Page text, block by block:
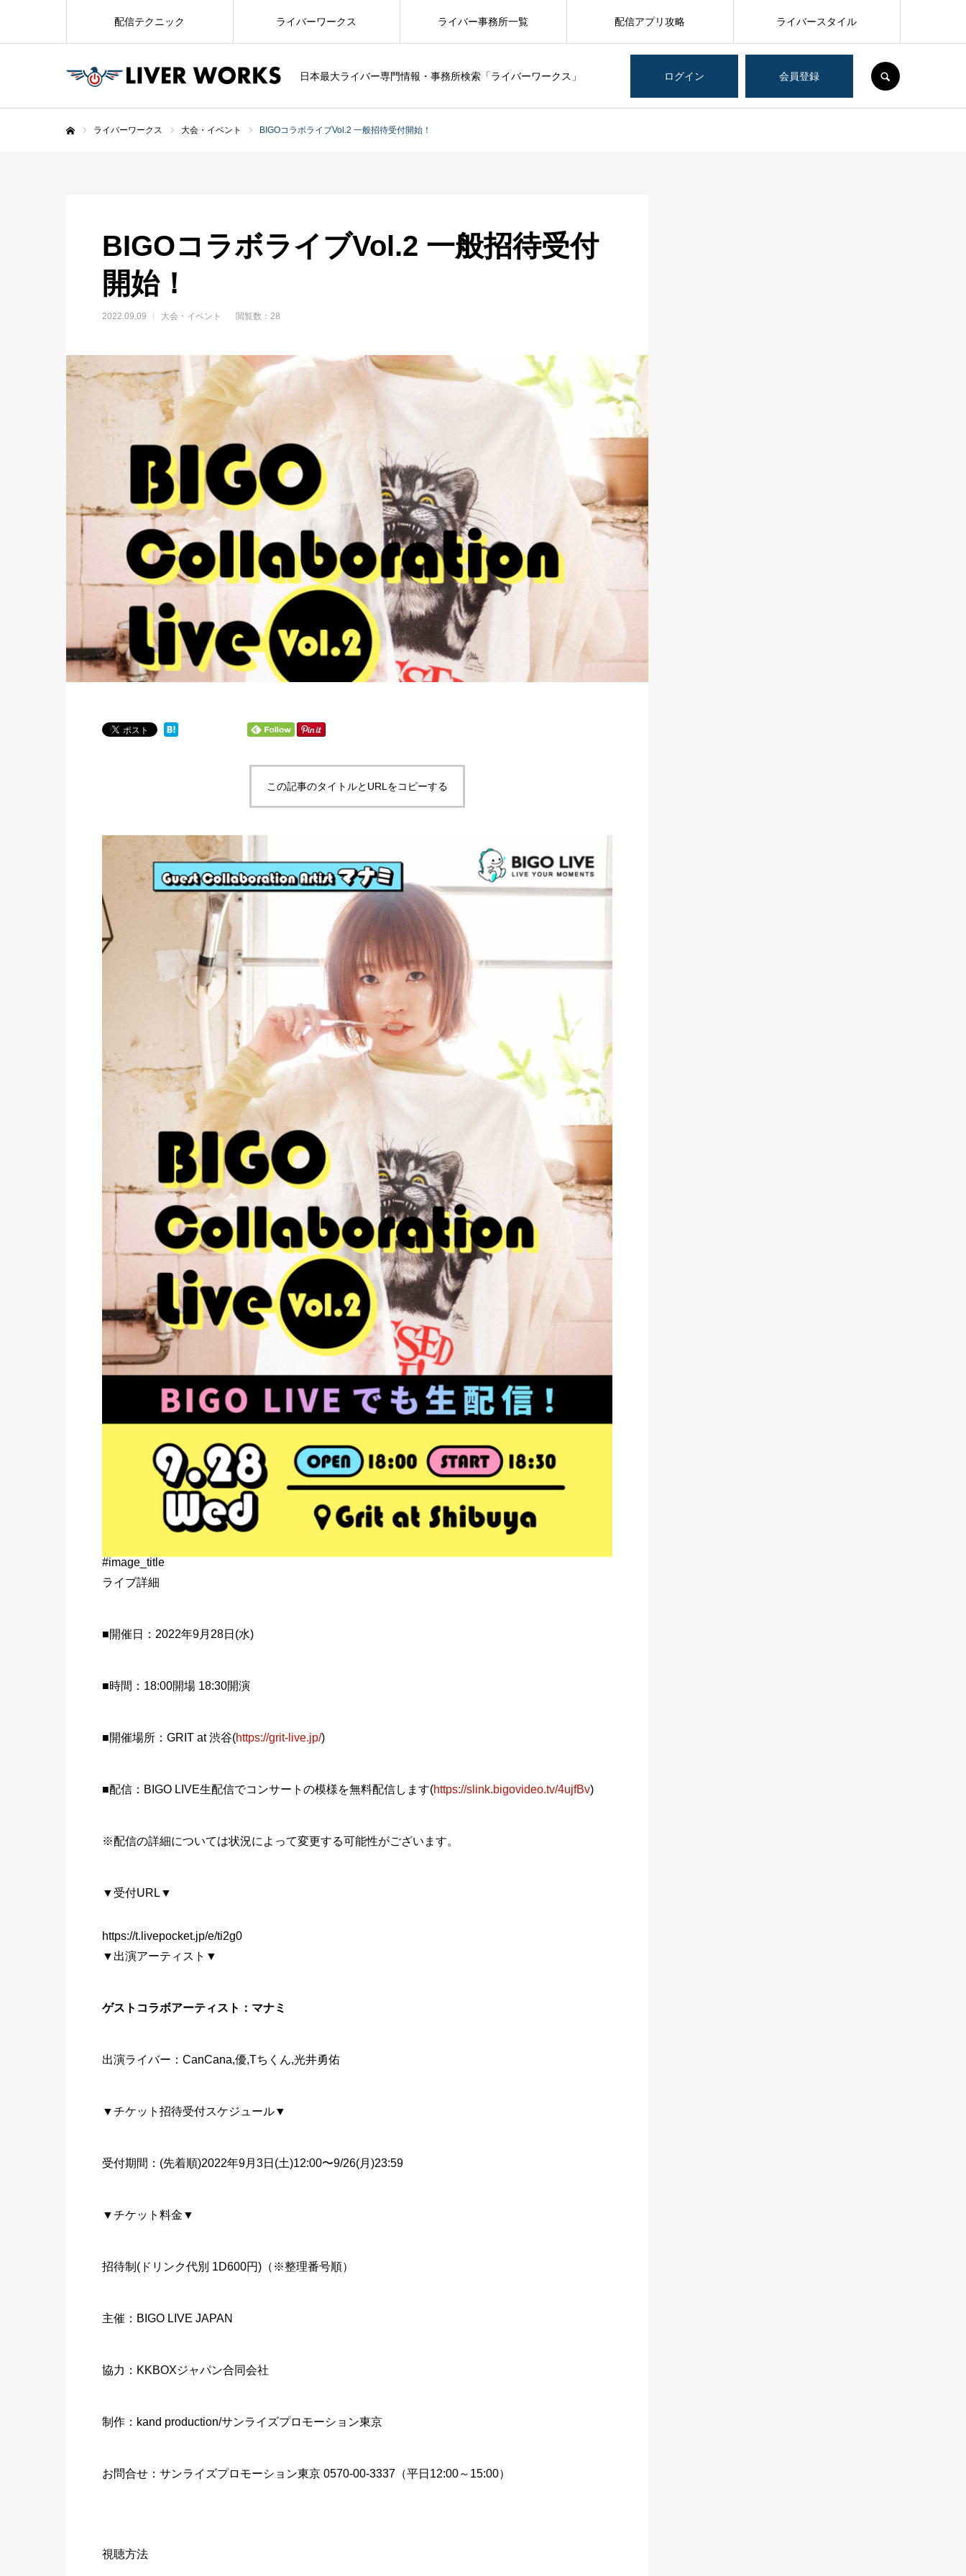
日本最大ライバー専門情報・事務所検索「ライバーワークス」 ログイン 会員登録
配信テクニック ライバーワークス ライバー事務所一覧 配信アプリ攻略 ライバースタイル
ライバーワークス 大会・イベント BIGOコラボライブVol.2 一般招待受付開始！
BIGOコラボライブVol.2 一般招待受付
開始！
2022.09.09 大会・イベント 閲覧数：28
この記事のタイトルとURLをコピーする
#image_title
ライブ詳細
■開催日：2022年9月28日(水)
■時間：18:00開場 18:30開演
■開催場所：GRIT at 渋谷(https://grit-live.jp/)
■配信：BIGO LIVE生配信でコンサートの模様を無料配信します(https://slink.bigovideo.tv/4ujfBv)
※配信の詳細については状況によって変更する可能性がございます。
▼受付URL▼
https://t.livepocket.jp/e/ti2g0
▼出演アーティスト▼
ゲストコラボアーティスト：マナミ
出演ライバー：CanCana,優,Tちくん,光井勇佑
▼チケット招待受付スケジュール▼
受付期間：(先着順)2022年9月3日(土)12:00〜9/26(月)23:59
▼チケット料金▼
招待制(ドリンク代別 1D600円)（※整理番号順）
主催：BIGO LIVE JAPAN
協力：KKBOXジャパン合同会社
制作：kand production/サンライズプロモーション東京
お問合せ：サンライズプロモーション東京 0570-00-3337（平日12:00～15:00）
視聴方法